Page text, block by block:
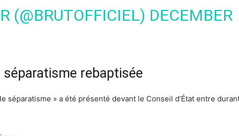
(@BRUTOFFICIEL) DECEMBER
rebaptisée
séparatisme » a été présenté devant le Conseil d’État entre